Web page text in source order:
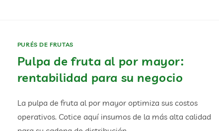
PURÉS DE FRUTAS
Pulpa de fruta al por mayor:
rentabilidad para su negocio
La pulpa de fruta al por mayor optimiza sus costos
operativos. Cotice aquí insumos de la más alta calidad